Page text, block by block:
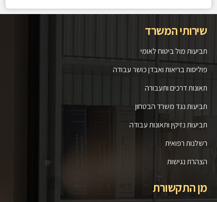
שירותי המשרד
תביעות מול ביטוח לאומי
פוליסות בריאות ואבדן כושר עבודה
תאונות דרכים ותעבורה
תביעות נגד משרד הבטחון
תביעות נזיקין ותאונות עבודה
רשלנות רפואית
הצהרת נגישות
מן התקשורת